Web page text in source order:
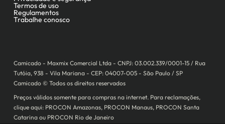
Camicado - Maxmix Comercial Ltda - CNPJ: 03.002.339/0001-15 / Rua
Tutóia, 938 - Vila Mariana - CEP: 04007-005 - São Paulo / SP
Camicado © Todos os direitos reservados
Preços válidos somente para compras na internet. Para reclamações,
clique aqui: PROCON Amazonas, PROCON Manaus, PROCON Santa
Catarina ou PROCON Rio de Janeiro